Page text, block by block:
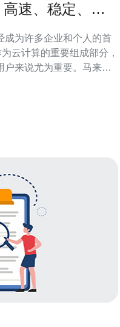
速、稳定、可
成为许多企业和个人的首
云计算的重要组成部分，
户来说尤为重要。马来西
确保用户能够以更快的速